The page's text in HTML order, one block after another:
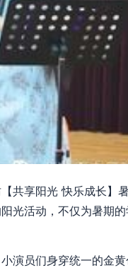
共享阳光 快乐成长】
光活动，不仅为暑期
演员们身穿统一的金